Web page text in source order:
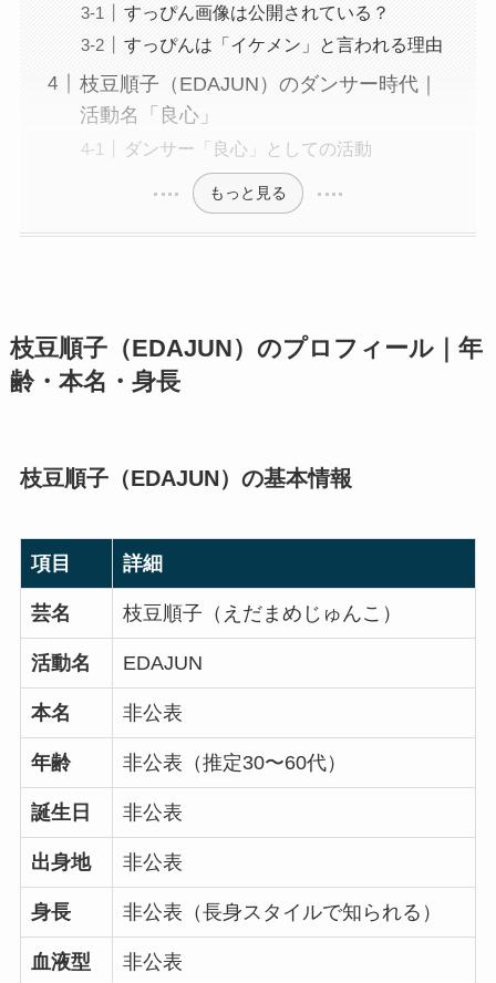
すっぴん画像は公開されている？
すっぴんは「イケメン」と言われる理由
枝豆順子（EDAJUN）のダンサー時代｜
活動名「良心」
ダンサー「良心」としての活動
もっと見る
枝豆順子（EDAJUN）のプロフィール｜年
齢・本名・身長
枝豆順子（EDAJUN）の基本情報
項目 詳細
芸名 枝豆順子（えだまめじゅんこ）
活動名 EDAJUN
本名 非公表
年齢 非公表（推定30〜60代）
誕生日 非公表
出身地 非公表
身長 非公表（長身スタイルで知られる）
血液型 非公表